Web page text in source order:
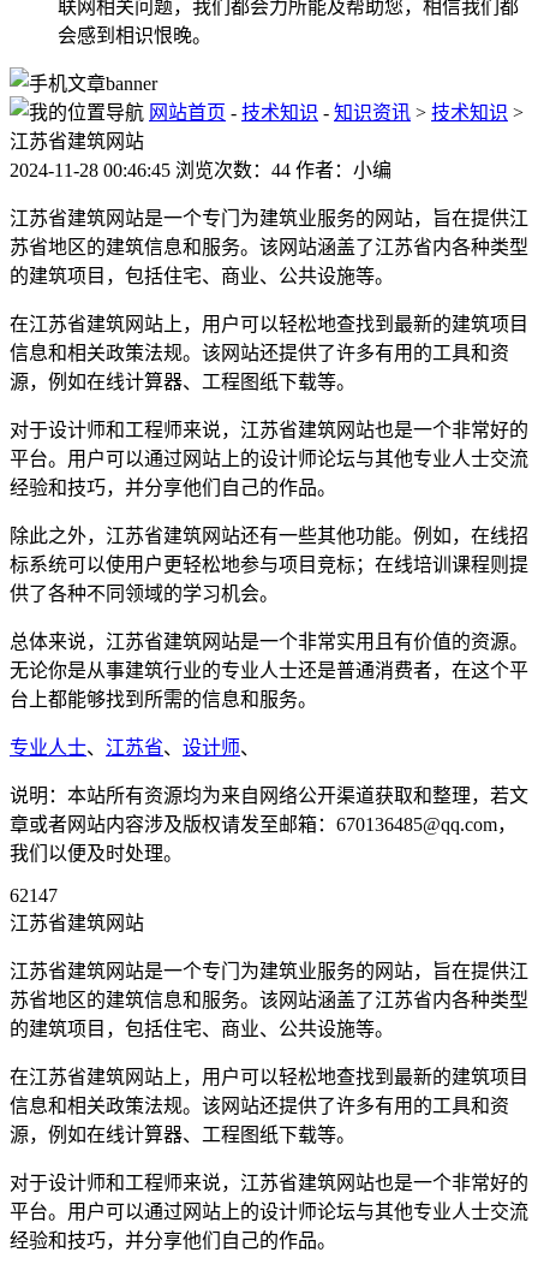
联网相关问题，我们都会力所能及帮助您，相信我们都
会感到相识恨晚。
网站首页 - 技术知识 - 知识资讯 > 技术知识 >
江苏省建筑网站
2024-11-28 00:46:45 浏览次数：44 作者：小编
江苏省建筑网站是一个专门为建筑业服务的网站，旨在提供江
苏省地区的建筑信息和服务。该网站涵盖了江苏省内各种类型
的建筑项目，包括住宅、商业、公共设施等。
在江苏省建筑网站上，用户可以轻松地查找到最新的建筑项目
信息和相关政策法规。该网站还提供了许多有用的工具和资
源，例如在线计算器、工程图纸下载等。
对于设计师和工程师来说，江苏省建筑网站也是一个非常好的
平台。用户可以通过网站上的设计师论坛与其他专业人士交流
经验和技巧，并分享他们自己的作品。
除此之外，江苏省建筑网站还有一些其他功能。例如，在线招
标系统可以使用户更轻松地参与项目竞标；在线培训课程则提
供了各种不同领域的学习机会。
总体来说，江苏省建筑网站是一个非常实用且有价值的资源。
无论你是从事建筑行业的专业人士还是普通消费者，在这个平
台上都能够找到所需的信息和服务。
专业人士、 江苏省、 设计师、
说明：本站所有资源均为来自网络公开渠道获取和整理，若文
章或者网站内容涉及版权请发至邮箱：670136485@qq.com，
我们以便及时处理。
62147
江苏省建筑网站
江苏省建筑网站是一个专门为建筑业服务的网站，旨在提供江
苏省地区的建筑信息和服务。该网站涵盖了江苏省内各种类型
的建筑项目，包括住宅、商业、公共设施等。
在江苏省建筑网站上，用户可以轻松地查找到最新的建筑项目
信息和相关政策法规。该网站还提供了许多有用的工具和资
源，例如在线计算器、工程图纸下载等。
对于设计师和工程师来说，江苏省建筑网站也是一个非常好的
平台。用户可以通过网站上的设计师论坛与其他专业人士交流
经验和技巧，并分享他们自己的作品。